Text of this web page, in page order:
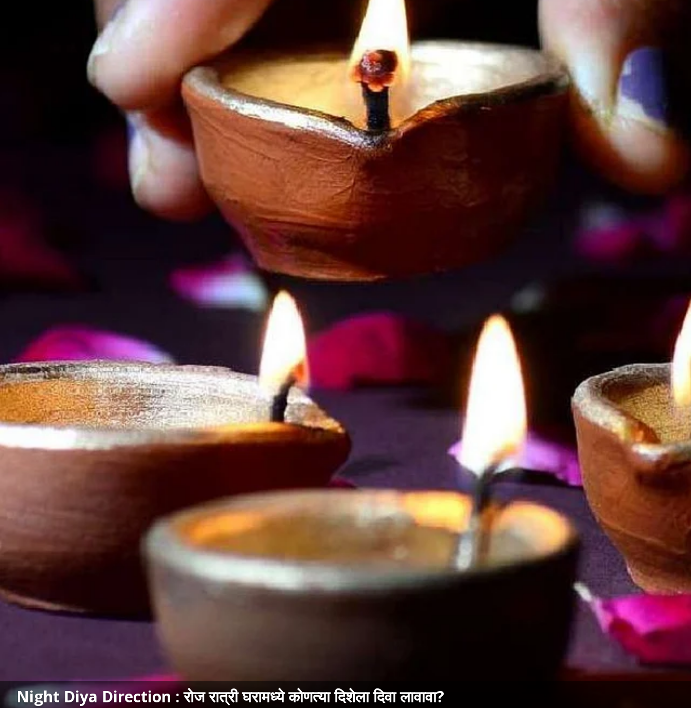
Night Diya Direction : रोज रात्री घरामध्ये कोणत्या दिशेला दिवा लावावा?